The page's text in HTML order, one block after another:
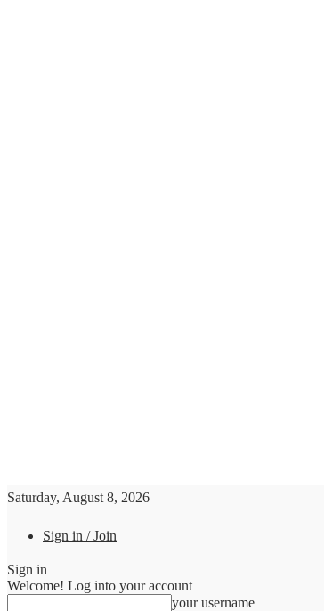
Saturday, August 8, 2026
Sign in / Join
Sign in
Welcome! Log into your account
your username